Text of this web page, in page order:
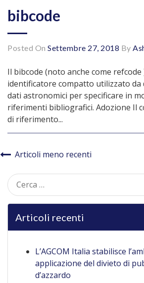
bibcode
Posted On Settembre 27, 2018 By
Il bibcode (noto anche come refcode
identificatore compatto utilizzato da
dati astronomici per specificare in
riferimenti bibliografici. Adozione Il
di riferimento...
Navigazione
articoli
Articoli meno recenti
Ricerca
per:
Articoli recenti
L’AGCOM Italia stabilisce
applicazione del divieto di
d’azzardo